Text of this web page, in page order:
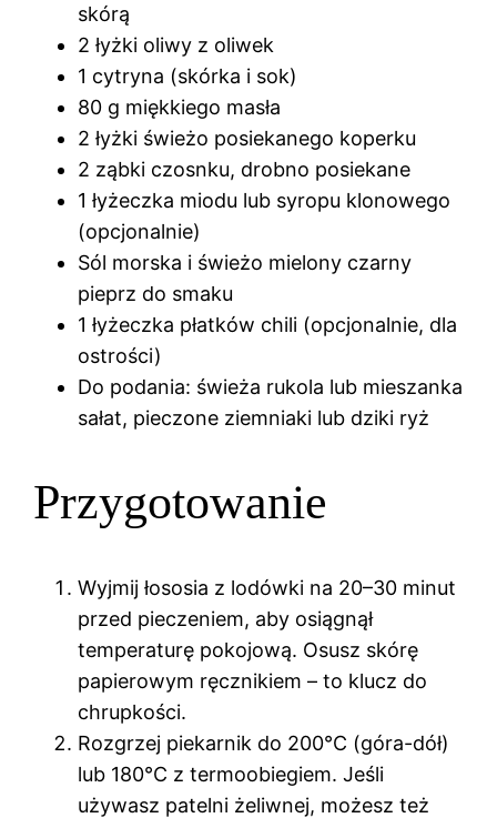
skórą
2 łyżki oliwy z oliwek
1 cytryna (skórka i sok)
80 g miękkiego masła
2 łyżki świeżo posiekanego koperku
2 ząbki czosnku, drobno posiekane
1 łyżeczka miodu lub syropu klonowego
(opcjonalnie)
Sól morska i świeżo mielony czarny
pieprz do smaku
1 łyżeczka płatków chili (opcjonalnie, dla
ostrości)
Do podania: świeża rukola lub mieszanka
sałat, pieczone ziemniaki lub dziki ryż
Przygotowanie
Wyjmij łososia z lodówki na 20–30 minut
przed pieczeniem, aby osiągnął
temperaturę pokojową. Osusz skórę
papierowym ręcznikiem – to klucz do
chrupkości.
Rozgrzej piekarnik do 200°C (góra-dół)
lub 180°C z termoobiegiem. Jeśli
używasz patelni żeliwnej, możesz też